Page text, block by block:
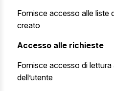
Fornisce accesso alle liste
creato
Accesso alle richieste
Fornisce accesso di
dell’utente